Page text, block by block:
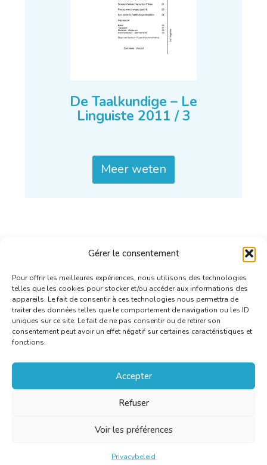
Gérer le consentement
Pour offrir les meilleures expériences, nous utilisons des technologies
telles que les cookies pour stocker et/ou accéder aux informations des
appareils. Le fait de consentir à ces technologies nous permettra de
traiter des données telles que le comportement de navigation ou les ID
uniques sur ce site. Le fait de ne pas consentir ou de retirer son
consentement peut avoir un effet négatif sur certaines caractéristiques et
fonctions.
Accepter
Refuser
Voir les préférences
Privacybeleid
De Taalkundige – Le
Linguiste 2011 / 3
Meer weten